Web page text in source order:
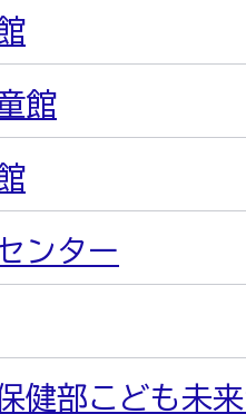
館
ンター
健部こども未